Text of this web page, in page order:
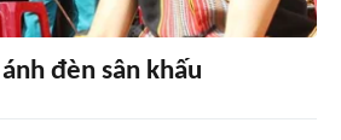
đèn sân khấu